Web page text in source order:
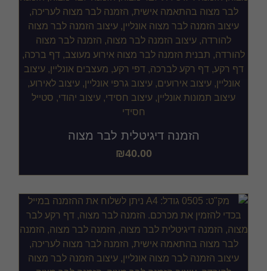
הזמנה דיגיטלית לבר מצוה
₪40.00